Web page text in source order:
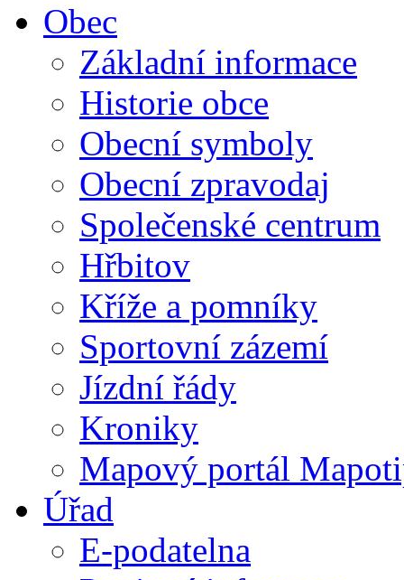
Obec
Základní informace
Historie obce
Obecní symboly
Obecní zpravodaj
Společenské centrum
Hřbitov
Kříže a pomníky
Sportovní zázemí
Jízdní řády
Kroniky
Mapový portál
Úřad
E-podatelna